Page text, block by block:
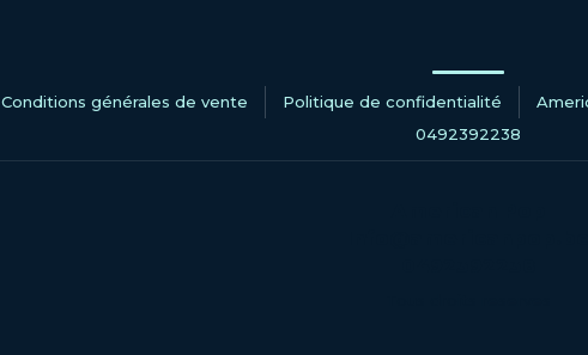
Conditions générales de vente Politique de confidentialité
0492392238